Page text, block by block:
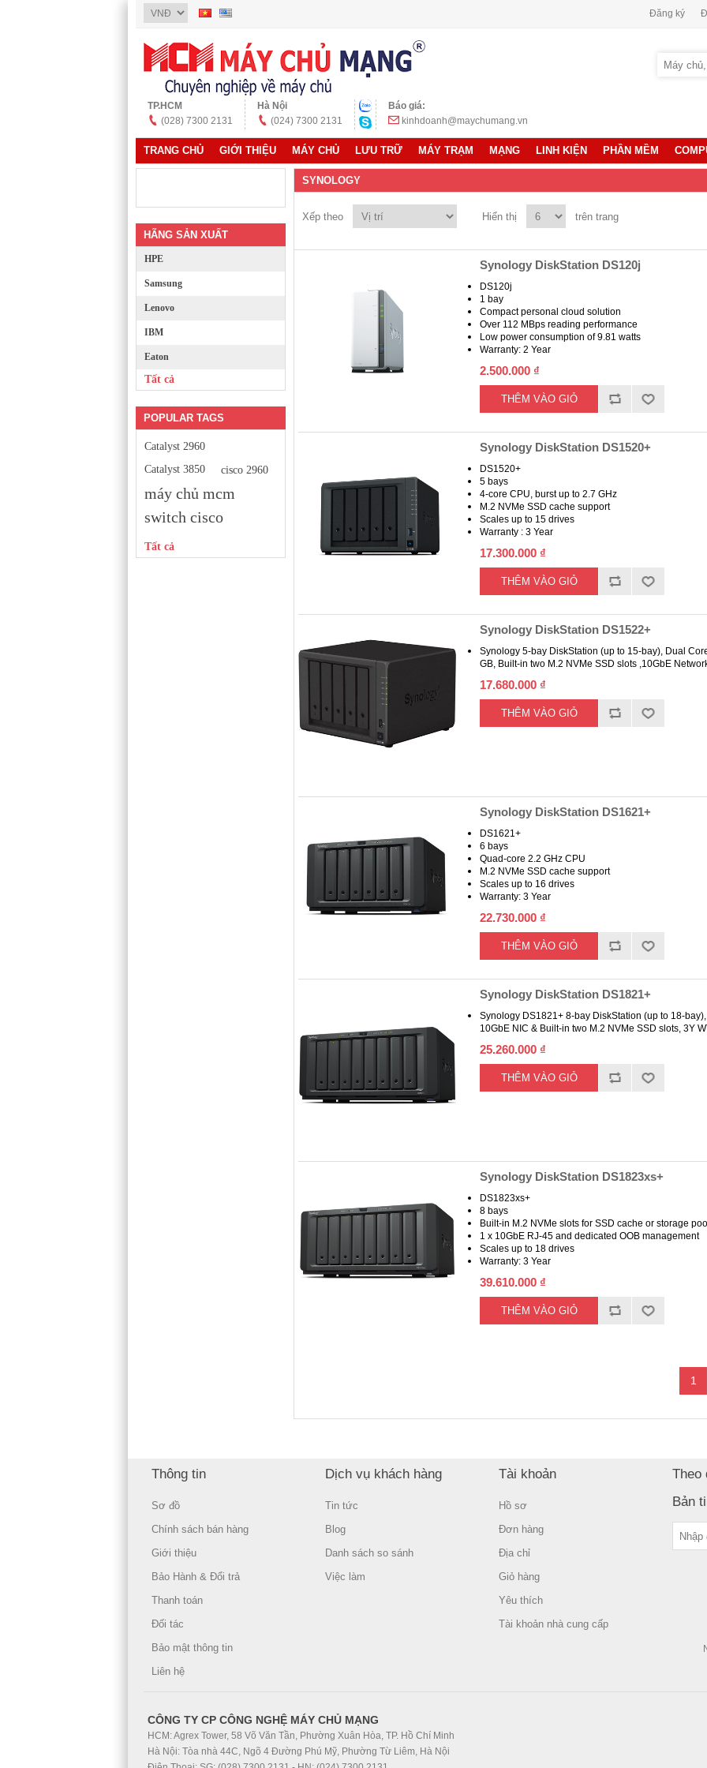
Đăng ký
TP.HCM
(028) 7300 2131
Hà Nội
(024) 7300 2131
Báo giá:
kinhdoanh@maychumang.vn
TRANG CHỦ GIỚI THIỆU MÁY CHỦ LƯU TRỮ MÁY TRẠM MẠNG LINH KIỆN PHẦN MỀM
HÃNG SẢN XUẤT
HPE
Samsung
Lenovo
IBM
Eaton
Tất cả
POPULAR TAGS
Catalyst 2960
Catalyst 3850 cisco 2960
máy chủ mcm
switch cisco
Tất cả
SYNOLOGY
Xếp theo Hiển thị trên trang
Synology DiskStation DS120j
DS120j
1 bay
Compact personal cloud solution
Over 112 MBps reading performance
Low power consumption of 9.81 watts
Warranty: 2 Year
2.500.000 ₫
Synology DiskStation DS1520+
DS1520+
5 bays
4-core CPU, burst up to 2.7 GHz
M.2 NVMe SSD cache support
Scales up to 15 drives
Warranty : 3 Year
17.300.000 ₫
Synology DiskStation DS1522+
Synology 5-bay DiskStation (up to 15-bay), Dual
GB, Built-in two M.2 NVMe SSD slots ,10GbE
17.680.000 ₫
Synology DiskStation DS1621+
DS1621+
6 bays
Quad-core 2.2 GHz CPU
M.2 NVMe SSD cache support
Scales up to 16 drives
Warranty: 3 Year
22.730.000 ₫
Synology DiskStation DS1821+
Synology DS1821+ 8-bay DiskStation (up to 18-
10GbE NIC & Built-in two M.2 NVMe SSD slots, 3Y
25.260.000 ₫
Synology DiskStation DS1823xs+
DS1823xs+
8 bays
Built-in M.2 NVMe slots for SSD cache or storage
1 x 10GbE RJ-45 and dedicated OOB management
Scales up to 18 drives
Warranty: 3 Year
39.610.000 ₫
1
Thông tin
Sơ đồ
Chính sách bán hàng
Giới thiệu
Bảo Hành & Đổi trả
Thanh toán
Đối tác
Bảo mật thông tin
Liên hệ
Dịch vụ khách hàng
Tin tức
Blog
Danh sách so sánh
Việc làm
Tài khoản
Hồ sơ
Đơn hàng
Địa chỉ
Giỏ hàng
Yêu thích
Tài khoản nhà cung cấp
Theo
Bản
CÔNG TY CP CÔNG NGHỆ MÁY CHỦ MẠNG
HCM: Agrex Tower, 58 Võ Văn Tần, Phường Xuân Hòa, TP. Hồ Chí Minh
Hà Nội: Tòa nhà 44C, Ngõ 4 Đường Phú Mỹ, Phường Từ Liêm, Hà Nội